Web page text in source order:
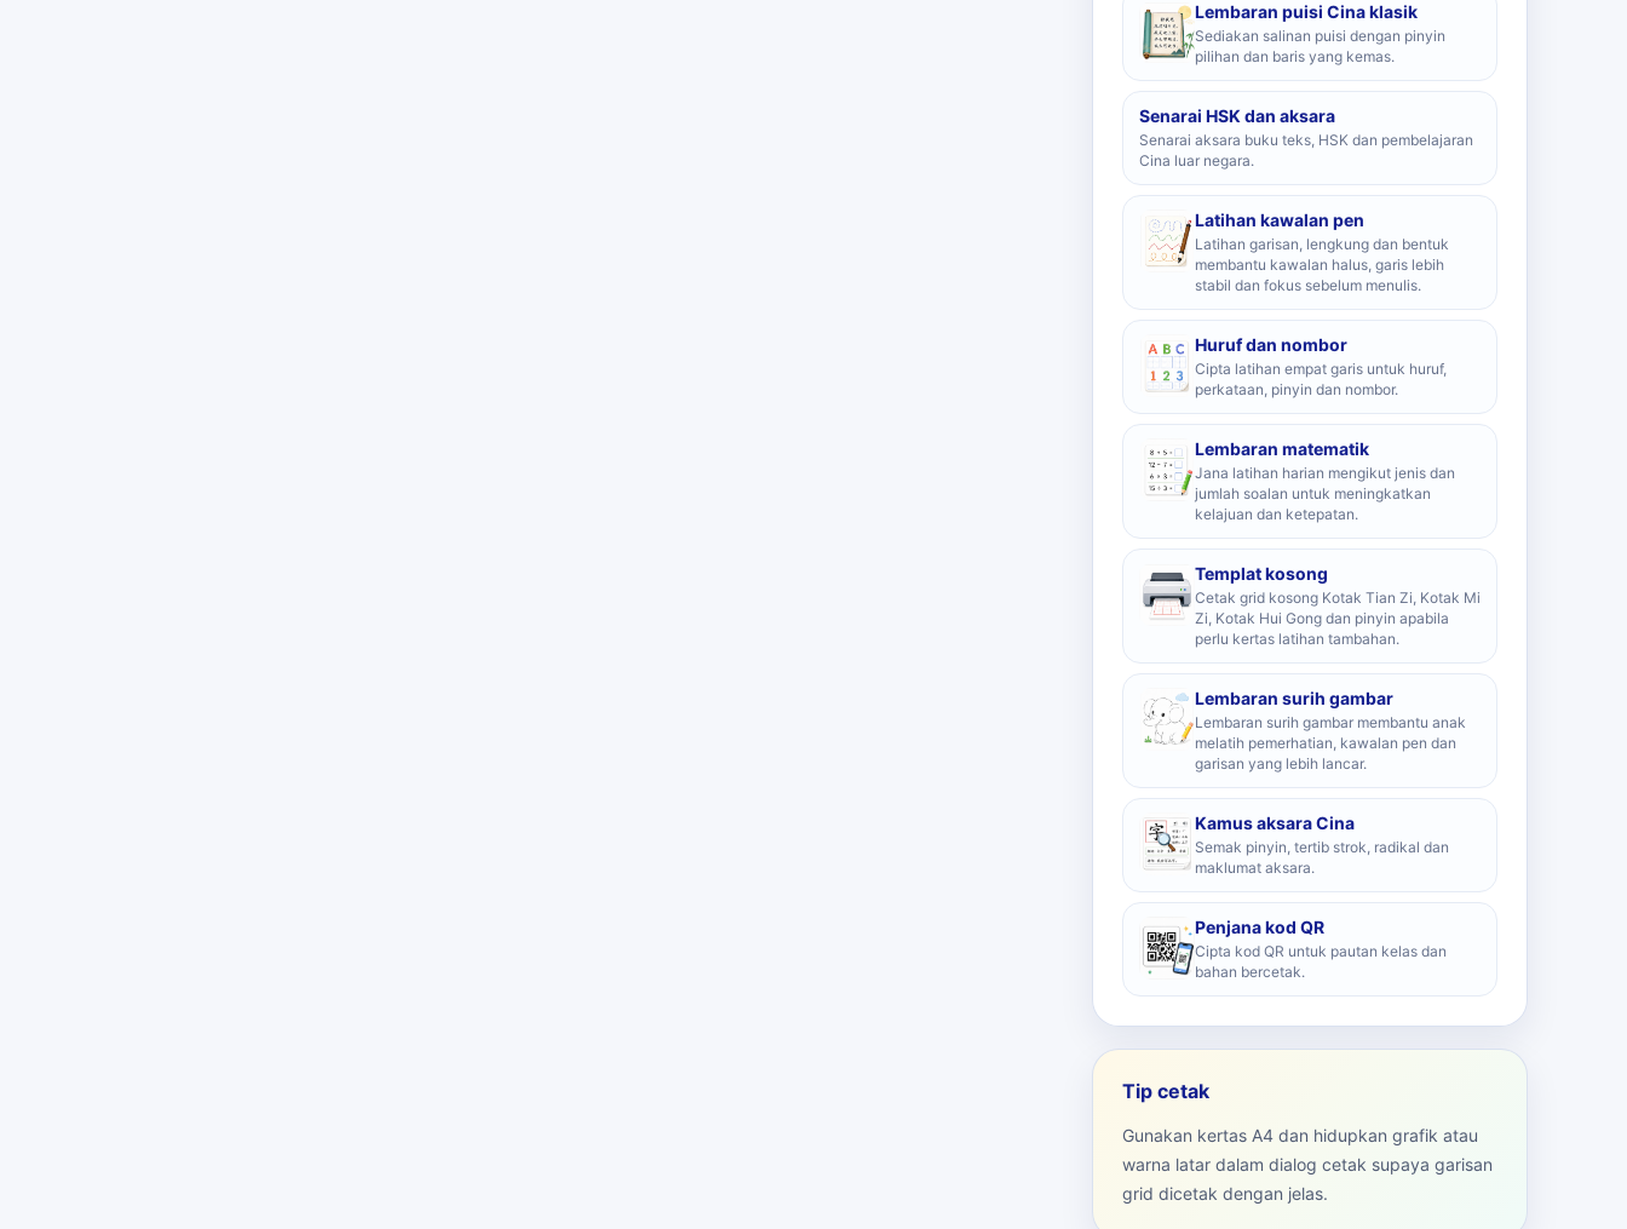
Lembaran puisi Cina klasik
Sediakan salinan puisi dengan pinyin
pilihan dan baris yang kemas.
Senarai HSK dan aksara
Senarai aksara buku teks, HSK dan pembelajaran
Cina luar negara.
Latihan kawalan pen
Latihan garisan, lengkung dan bentuk
membantu kawalan halus, garis lebih
stabil dan fokus sebelum menulis.
Huruf dan nombor
Cipta latihan empat garis untuk huruf,
perkataan, pinyin dan nombor.
Lembaran matematik
Jana latihan harian mengikut jenis dan
jumlah soalan untuk meningkatkan
kelajuan dan ketepatan.
Templat kosong
Cetak grid kosong Kotak Tian Zi, Kotak Mi
Zi, Kotak Hui Gong dan pinyin apabila
perlu kertas latihan tambahan.
Lembaran surih gambar
Lembaran surih gambar membantu anak
melatih pemerhatian, kawalan pen dan
garisan yang lebih lancar.
Kamus aksara Cina
Semak pinyin, tertib strok, radikal dan
maklumat aksara.
Penjana kod QR
Cipta kod QR untuk pautan kelas dan
bahan bercetak.
Tip cetak
Gunakan kertas A4 dan hidupkan grafik atau
warna latar dalam dialog cetak supaya garisan
grid dicetak dengan jelas.